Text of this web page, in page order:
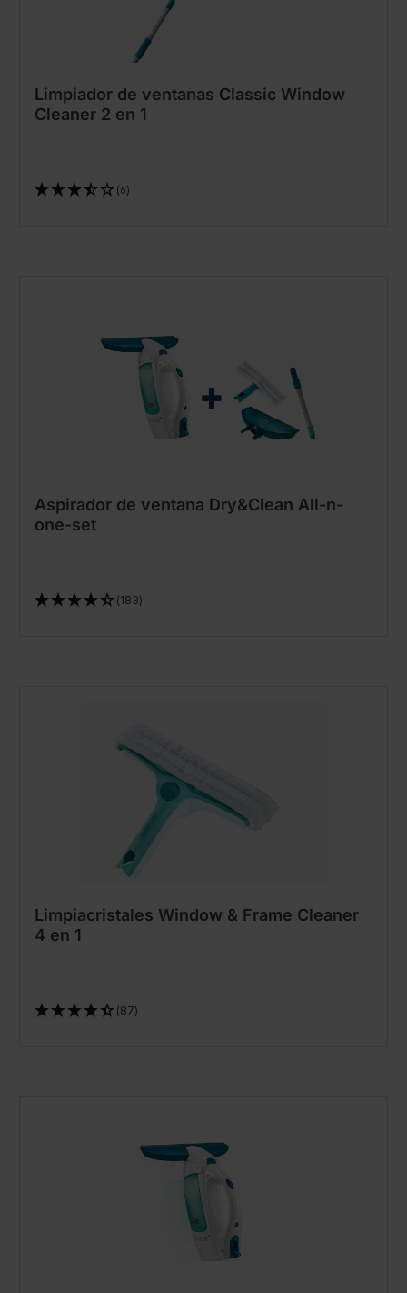
Limpiador de ventanas Classic Window
Cleaner 2 en 1
(6)
Aspirador de ventana Dry&Clean All-n-
one-set
(183)
Limpiacristales Window & Frame Cleaner
4 en 1
(87)